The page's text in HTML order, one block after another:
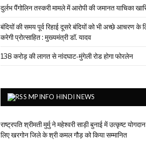
दुर्लभ पैंगोलिन तस्करी मामले में आरोपी की जमानत याचिका
बंदियों की समय पूर्व रिहाई दूसरे बंदियों को भी अच्छे आचरण के
करेगी प्रोत्साहित : मुख्यमंत्री डॉ. यादव
138 करोड़ की लागत से नांदघाट-मुंगेली रोड होगा फोरलेन
MPINFO HINDI NEWS
राष्ट्रपति श्रीमती मुर्मु ने महेश्वरी साड़ी बुनाई में उत्कृष्ट
लिए खरगोन जिले के श्री कमल गौड़ को किया सम्मानित